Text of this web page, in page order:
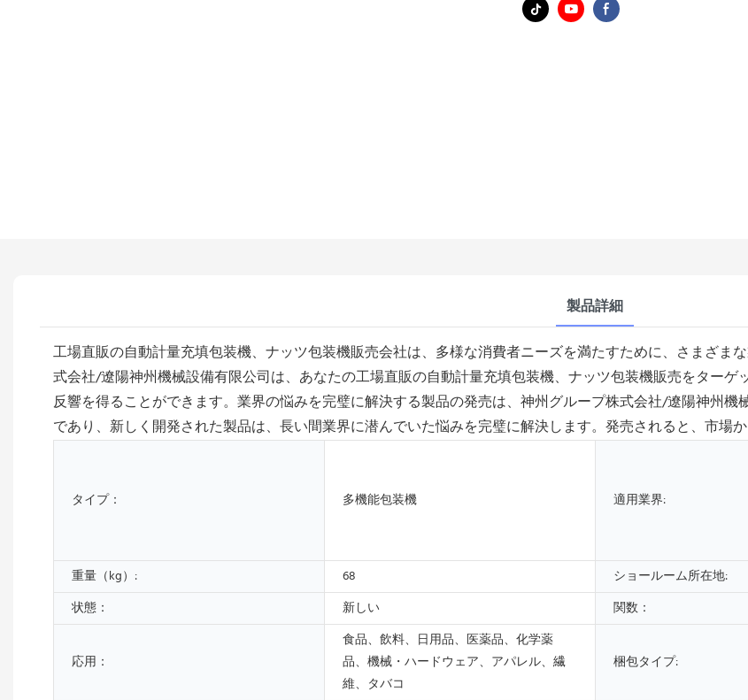
製品詳細
工場直販の自動計量充填包装機、ナッツ包装機販売会社は、多様な消費者ニーズを満たすために、さまざま
式会社/遼陽神州機械設備有限公司は、あなたの工場直販の自動計量充填包装機、ナッツ包装機販売をター
反響を得ることができます。業界の悩みを完璧に解決する製品の発売は、神州グループ株式会社/遼陽神州
であり、新しく開発された製品は、長い間業界に潜んでいた悩みを完璧に解決します。発売されると、市場か
タイプ： 多機能包装機 適用業界:
重量（kg）:
68 ショールーム所在地:
状態：
新しい 関数：
応用：
食品、飲料、日用品、医薬品、化学薬
品、機械・ハードウェア、アパレル、繊
維、タバコ
梱包タイプ: